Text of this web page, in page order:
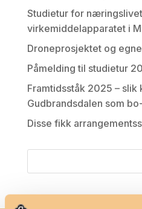
Studietur for
virkemiddelapparatet i
Droneprosjektet og
Påmelding til studietur
Framtidsståk 2025 –
Gudbrandsdalen som
Disse fikk